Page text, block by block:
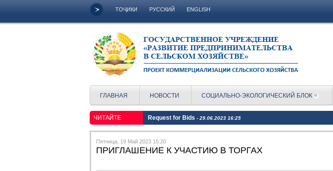
ТОҶИКИ РУССКИЙ ENGLISH
ГЛАВНАЯ НОВОСТИ СОЦИАЛЬНО-ЭКОЛОГИЧЕСКИЙ БЛОК
ЧИТАЙТЕ Request for Bids - 29.06.2023 16:25
Пятница, 19 Май 2023 15:20
ПРИГЛАШЕНИЕ К УЧАСТИЮ В ТОРГАХ